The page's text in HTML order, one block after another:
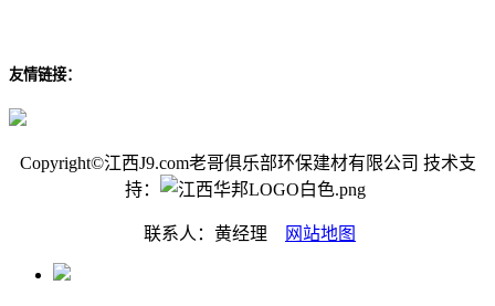
友情链接：
Copyright©江西J9.com老哥俱乐部环保建材有限公司 技术支
持：
联系人：黄经理 网站地图